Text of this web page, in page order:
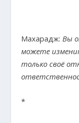
Махарадж:Вы
можете
только своё
*